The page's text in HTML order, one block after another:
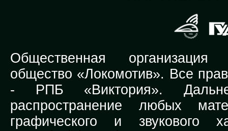
Общественная организация
общество «Локомотив». Все
- РПБ «Виктория».
распространение любых
графического и звукового